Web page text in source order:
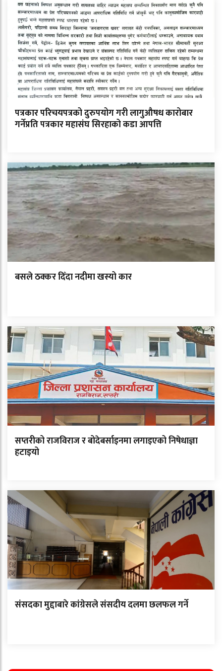
पत्रकार परिचयपत्रको दुरुपयोग गरी लागुऔषध कारोबार
गर्नेप्रति पत्रकार महासंघ सिरहाको कडा आपत्ति
बसले ठक्कर दिँदा नदीमा खस्यो कार
सप्तरीको राजविराज र बोदेबर्साइनमा लगाइएको निषेधाज्ञा
हटाइयो
संसदका मुद्दाबारे कांग्रेसले संसदीय दलमा छलफल गर्ने